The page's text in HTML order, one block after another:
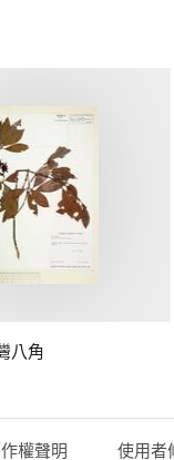
八角
權聲明 使用者